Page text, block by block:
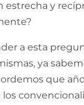
estrecha y
a esta
ya
que
los